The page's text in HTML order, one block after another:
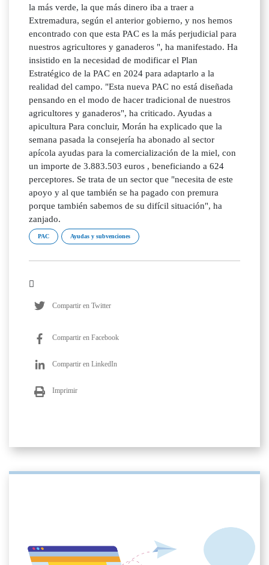
la más verde, la que más dinero iba a traer a
Extremadura, según el anterior gobierno, y nos hemos
encontrado con que esta PAC es la más perjudicial para
nuestros agricultores y ganaderos ", ha manifestado. Ha
insistido en la necesidad de modificar el Plan
Estratégico de la PAC en 2024 para adaptarlo a la
realidad del campo. "Esta nueva PAC no está diseñada
pensando en el modo de hacer tradicional de nuestros
agricultores y ganaderos", ha criticado. Ayudas a
apicultura Para concluir, Morán ha explicado que la
semana pasada la consejería ha abonado al sector
apícola ayudas para la comercialización de la miel, con
un importe de 3.883.503 euros , beneficiando a 624
perceptores. Se trata de un sector que "necesita de este
apoyo y al que también se ha pagado con premura
porque también sabemos de su difícil situación", ha
zanjado.
PAC Ayudas y subvenciones
Compartir en Twitter
Compartir en Facebook
Compartir en LinkedIn
Imprimir